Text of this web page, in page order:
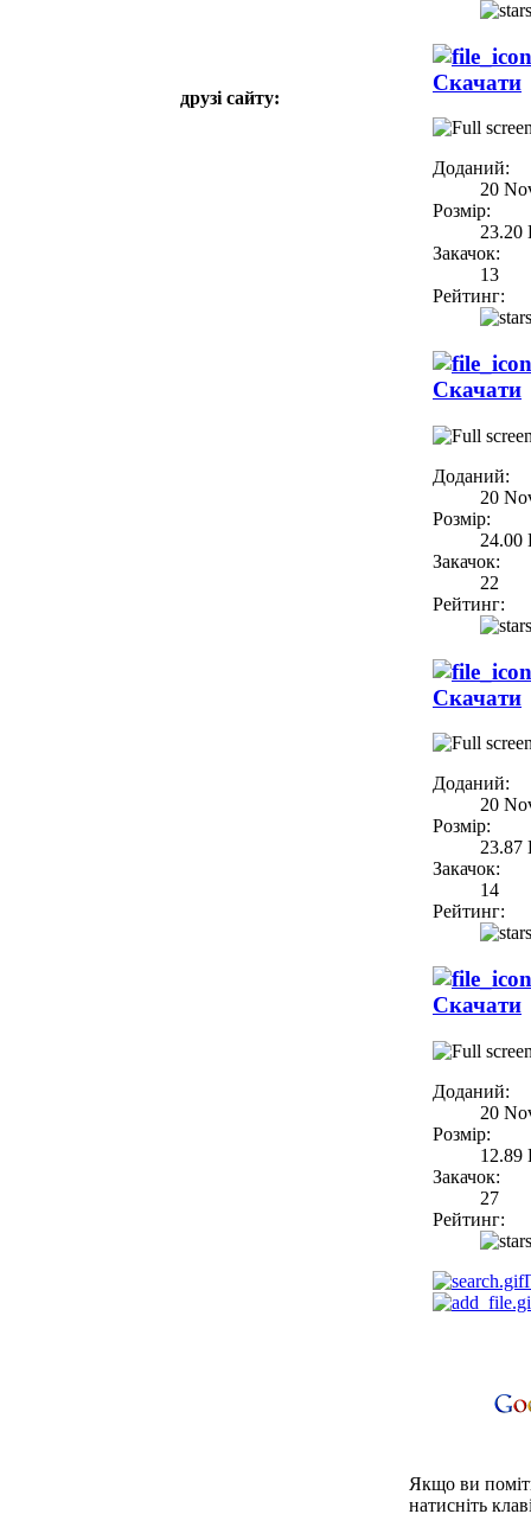
друзі сайту:
Скачати
Доданий:
20
Розмір:
23.20
Закачок:
13
Рейтинг:
Скачати
Доданий:
20
Розмір:
24.00
Закачок:
22
Рейтинг:
Скачати
Доданий:
20
Розмір:
23.87
Закачок:
14
Рейтинг:
Скачати
Доданий:
20
Розмір:
12.89
Закачок:
27
Рейтинг:
Якщо ви
натисніть